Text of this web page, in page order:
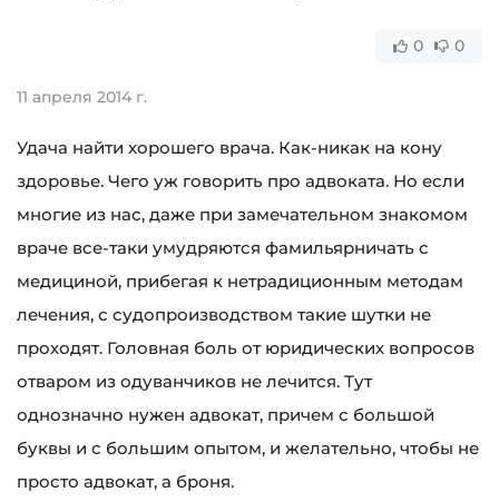
0 0
11 апреля 2014 г.
Удача найти хорошего врача. Как-никак на кону
здоровье. Чего уж говорить про адвоката. Но если
многие из нас, даже при замечательном знакомом
враче все-таки умудряются фамильярничать с
медициной, прибегая к нетрадиционным методам
лечения, с судопроизводством такие шутки не
проходят. Головная боль от юридических вопросов
отваром из одуванчиков не лечится. Тут
однозначно нужен адвокат, причем с большой
буквы и с большим опытом, и желательно, чтобы не
просто адвокат, а броня.